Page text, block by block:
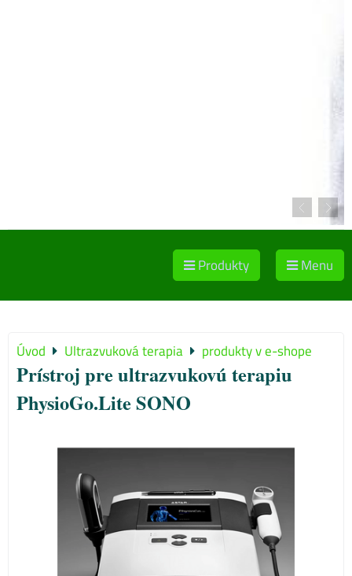
Produkty Menu
Úvod Ultrazvuková terapia produkty v e-shope
Prístroj pre ultrazvukovú terapiu
PhysioGo.Lite SONO